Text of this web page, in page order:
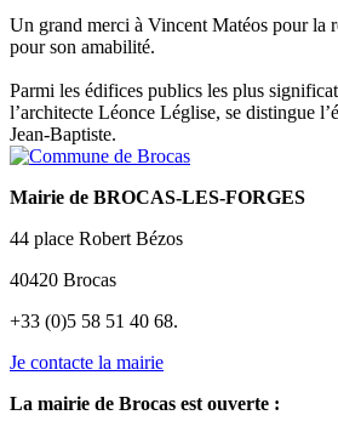
Un grand merci à Vincent Matéos pour la
pour son amabilité.
Parmi les édifices publics les plus
l’architecte Léonce Léglise, se distingue
Jean-Baptiste.
Mairie de BROCAS-LES-FORGES
44 place Robert Bézos
40420 Brocas
+33 (0)5 58 51 40 68.
Je contacte la mairie
La mairie de Brocas est ouverte :